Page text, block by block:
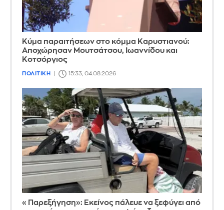
Κύμα παραιτήσεων στο κόμμα Καρυστιανού:
Αποχώρησαν Μουτσάτσου, Ιωαννίδου και
Κοτσόργιος
ΠΟΛΙΤΙΚΗ 15:33, 04.08.2026
«Παρεξήγηση»: Εκείνος πάλευε να ξεφύγει από